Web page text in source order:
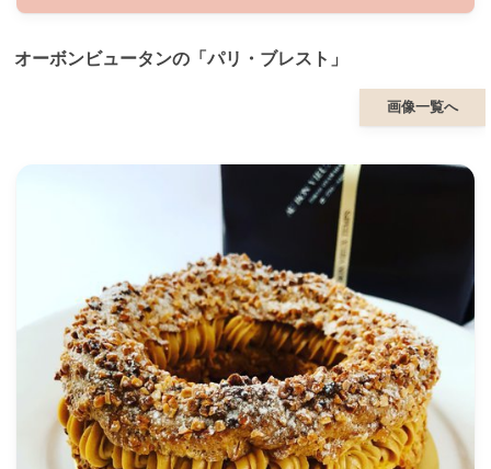
オーボンビュータンの「パリ・ブレスト」
画像一覧へ